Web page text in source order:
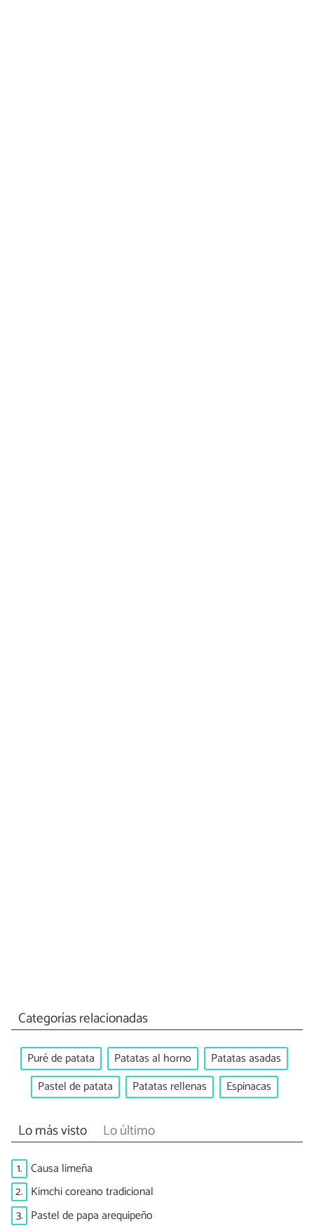
Categorías relacionadas
Puré de patata Patatas al horno
Patatas asadas
Pastel de patata
Patatas rellenas Espinacas
Lo más visto Lo último
1. Causa limeña
2. Kimchi coreano tradicional
3. Pastel de papa arequipeño